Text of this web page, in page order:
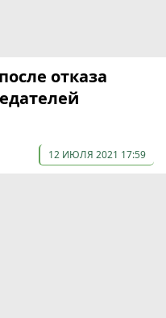
отказа
12 ИЮЛЯ 2021 17:59